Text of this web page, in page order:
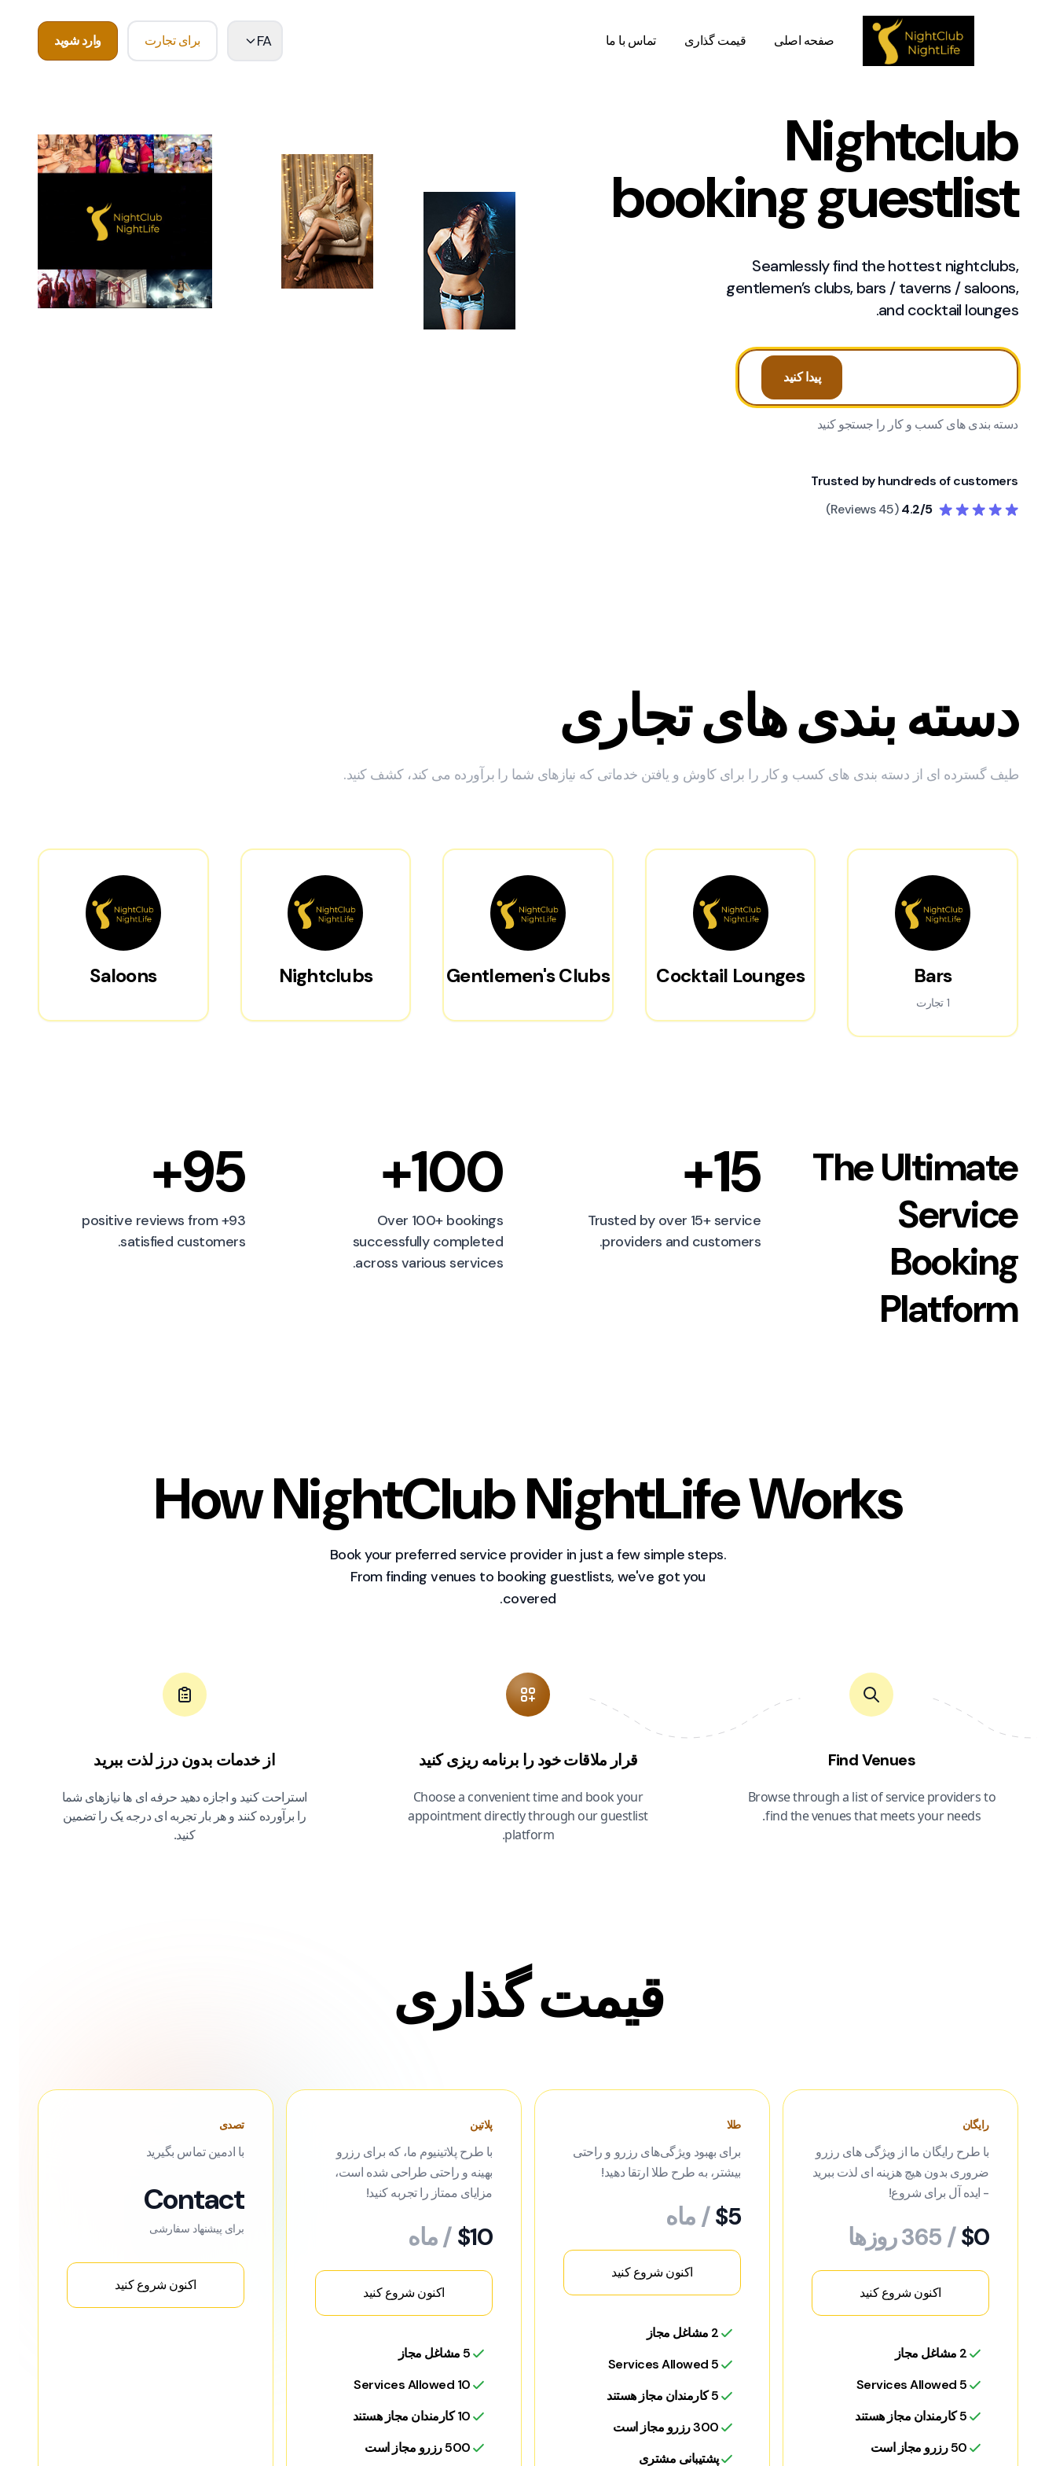
صفحه اصلی قیمت گذاری تماس با ما FA برای تجارت وارد شوید
Nightclub
booking guestlist
Seamlessly find the hottest nightclubs,
gentlemen’s clubs, bars / taverns / saloons,
and cocktail lounges.
پیدا کنید
دسته بندی های کسب و کار را جستجو کنید
Trusted by hundreds of customers
4.2/5
(45 Reviews)
دسته بندی های تجاری
طیف گسترده ای از دسته بندی های کسب و کار را برای کاوش و یافتن خدماتی که نیازهای شما را برآورده می کند، کشف کنید.
Bars
1 تجارت
Cocktail Lounges
Gentlemen's Clubs
Nightclubs
Saloons
The Ultimate
Service
Booking
Platform
15+
Trusted by over 15+ service
providers and customers.
100+
Over 100+ bookings
successfully completed
across various services.
95+
93+ positive reviews from
satisfied customers.
How NightClub NightLife Works
Book your preferred service provider in just a few simple steps.
From finding venues to booking guestlists, we've got you
covered.
Find Venues
Browse through a list of service providers to
find the venues that meets your needs.
قرار ملاقات خود را برنامه ریزی کنید
Choose a convenient time and book your
appointment directly through our guestlist
platform.
از خدمات بدون درز لذت ببرید
استراحت کنید و اجازه دهید حرفه ای ها نیازهای شما
را برآورده کنند و هر بار تجربه ای درجه یک را تضمین
کنید.
قیمت گذاری
رایگان
با طرح رایگان ما از ویژگی های رزرو
ضروری بدون هیچ هزینه ای لذت ببرید
- ایده آل برای شروع!
$0/ 365 روزها
اکنون شروع کنید
2 مشاغل مجاز
5 Services Allowed
5 کارمندان مجاز هستند
50 رزرو مجاز است
طلا
برای بهبود ویژگی‌های رزرو و راحتی
بیشتر، به طرح طلا ارتقا دهید!
$5/ ماه
اکنون شروع کنید
2 مشاغل مجاز
5 Services Allowed
5 کارمندان مجاز هستند
300 رزرو مجاز است
پشتیبانی مشتری
پلاتین
با طرح پلاتینیوم ما، که برای رزرو
بهینه و راحتی طراحی شده است،
مزایای ممتاز را تجربه کنید!
$10 / ماه
اکنون شروع کنید
5 مشاغل مجاز
10 Services Allowed
10 کارمندان مجاز هستند
500 رزرو مجاز است
تصدی
با ادمین تماس بگیرید
Contact
برای پیشنهاد سفارشی
اکنون شروع کنید